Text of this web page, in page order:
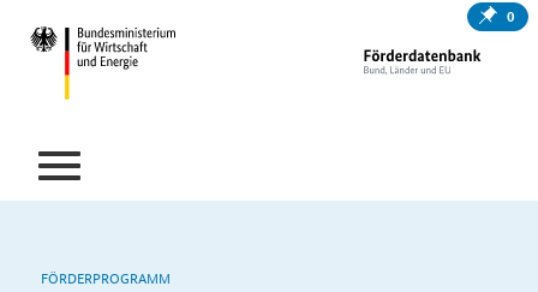
0
FÖRDERPROGRAMM